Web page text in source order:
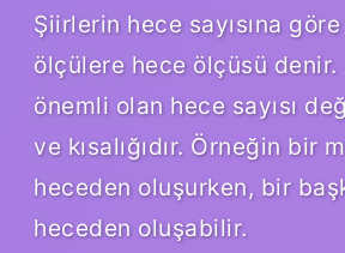
Şiirlerin hece sayısına göre
ölçülere hece ölçüsü
önemli olan hece sayısı
ve kısalığıdır. Örneğin bir
heceden oluşurken, bir
heceden oluşabilir.